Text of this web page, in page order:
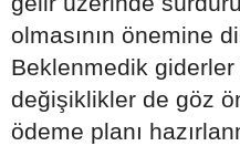
olmasının önemine
Beklenmedik
değişiklikler de göz
ödeme planı